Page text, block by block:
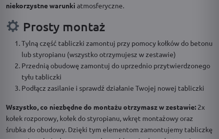
niekorzystne warunki atmosferyczne.
Prosty montaż
Tylną część tabliczki zamontuj przy pomocy kołków do betonu
lub styropianu (wszystko otrzymujesz w zestawie)
Przednią obudowę zamontuj do uprzednio przytwierdzonego
tyłu tabliczki
Podłącz zasilanie i sprawdź działanie Twojej nowej tabliczki
Wszystko, co niezbędne do montażu otrzymasz w zestawie: 2x
kołek rozporowy, kołek do styropianu, wkręt montażowy oraz
śrubka do obudowy. Dzięki tym elementom zamontujemy tabliczkę